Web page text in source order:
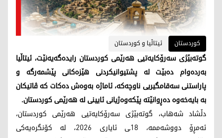
کوردستان ئیتاڵیا و کوردستان
گوتەبێژی سەرۆکایەتیی هەرێمی کوردستان رایدەگەیەنێت، ئیتاڵیا
بەردەوام دەبێت لە پشتیوانیکردنی هێزەکانی پێشمەرگە و
پاراستنی سەقامگیریی ناوچەکە، ئاماژە بەوەش دەکات کە ڤاتیکان
بە بایەخەوە دەڕوانێتە پێکەوەژیانی ئایینی لە هەرێمی کوردستان.
دڵشاد شەهاب، گوتەبێژی سەرۆکایەتیی هەرێمی کوردستان،
ئەمڕۆ دووشەممە، 18ـی ئایاری 2026، لە کۆنگرەیەکی